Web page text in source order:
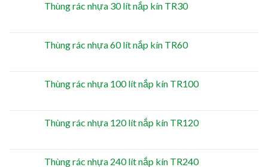
Thùng rác nhựa 30 lít nắp kín TR30
Thùng rác nhựa 60 lít nắp kín TR60
Thùng rác nhựa 100 lít nắp kín TR100
Thùng rác nhựa 120 lít nắp kín TR120
Thùng rác nhựa 240 lít nắp kín TR240